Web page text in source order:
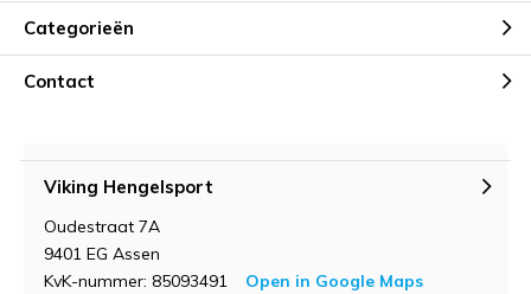
Categorieën
Contact
Viking Hengelsport
Oudestraat 7A
9401 EG Assen
KvK-nummer: 85093491
Open in Google Maps